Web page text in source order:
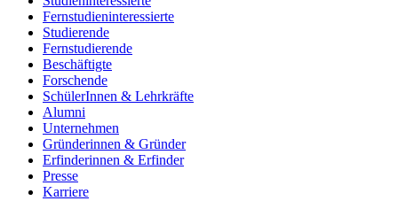
Fernstudieninteressierte
Studierende
Fernstudierende
Beschäftigte
Forschende
SchülerInnen & Lehrkräfte
Alumni
Unternehmen
Gründerinnen & Gründer
Erfinderinnen & Erfinder
Presse
Karriere